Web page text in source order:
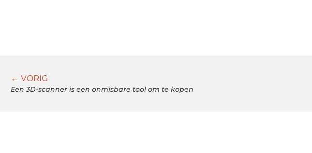
← VORIG
Een 3D-scanner is een onmisbare tool om te kopen